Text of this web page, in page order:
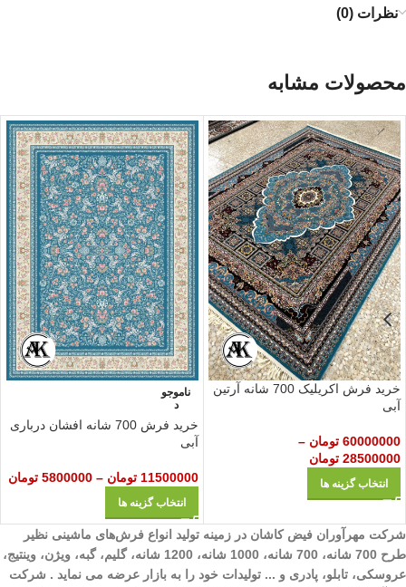
نظرات (0)
محصولات مشابه
خرید فرش اکریلیک 700 شانه آرتین
آبی
60000000 تومان –
28500000 تومان
انتخاب گزینه ها
ناموجو
د
خرید فرش 700 شانه افشان درباری
آبی
11500000 تومان –
5800000 تومان
انتخاب گزینه ها
شرکت مهرآوران فیض کاشان در زمینه تولید انواع فرش‌های ماشینی نظیر
طرح 700 شانه، 700 شانه، 1000 شانه، 1200 شانه، گلیم، گبه، ویژن، وینتیج،
عروسکی، تابلو، پادری و ... تولیدات خود را به بازار عرضه می نماید . شرکت